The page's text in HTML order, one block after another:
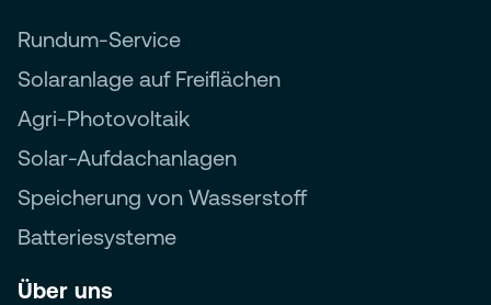
Rundum-Service
Solaranlage auf Freiflächen
Agri-Photovoltaik
Solar-Aufdachanlagen
Speicherung von Wasserstoff
Batteriesysteme
Über uns